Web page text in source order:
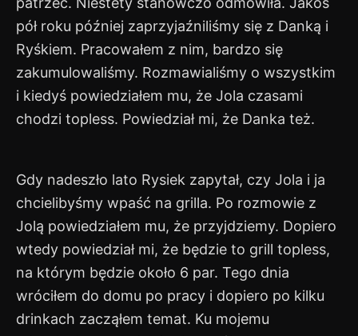
pół roku później zaprzyjaźniliśmy się z Danką i
Ryśkiem. Pracowałem z nim, bardzo się
zakumulowaliśmy. Rozmawialiśmy o wszystkim
i kiedyś powiedziałem mu, że Jola czasami
chodzi topless. Powiedział mi, że Danka też.
Gdy nadeszło lato Rysiek zapytał, czy Jola i ja
chcielibyśmy wpaść na grilla. Po rozmowie z
Jolą powiedziałem mu, że przyjdziemy. Dopiero
wtedy powiedział mi, że będzie to grill topless,
na którym będzie około 6 par. Tego dnia
wróciłem do domu po pracy i dopiero po kilku
drinkach zacząłem temat. Ku mojemu